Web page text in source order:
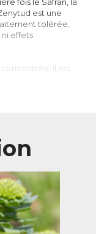
est une
tolérée,
effets
il est
et
nerveux. Il
nerveuses
à travers lequel